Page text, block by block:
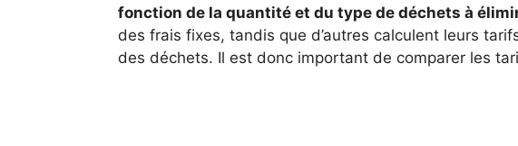
fonction de la quantité et du type de déchets à
des frais fixes, tandis que d’autres calculent leurs
des déchets. Il est donc important de comparer les